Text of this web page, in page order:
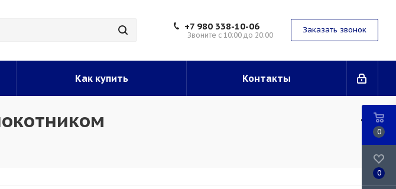
+7 980 338-10-06
Звоните с 10:00 до 20:00
Заказать звонок
Как купить Контакты
0
0